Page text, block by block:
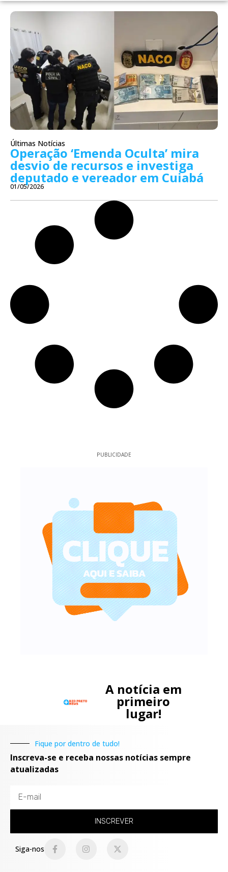
Últimas Notícias
Operação ‘Emenda Oculta’ mira
desvio de recursos e investiga
deputado e vereador em Cuiabá
01/05/2026
PUBLICIDADE
A notícia em
primeiro
lugar!
Fique por dentro de tudo!
Inscreva-se e receba nossas notícias sempre
atualizadas
INSCREVER
Siga-nos